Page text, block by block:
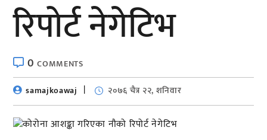
रिपोर्ट नेगेटिभ
0COMMENTS
samajkoawaj
२०७६ चैत्र २२, शनिवार